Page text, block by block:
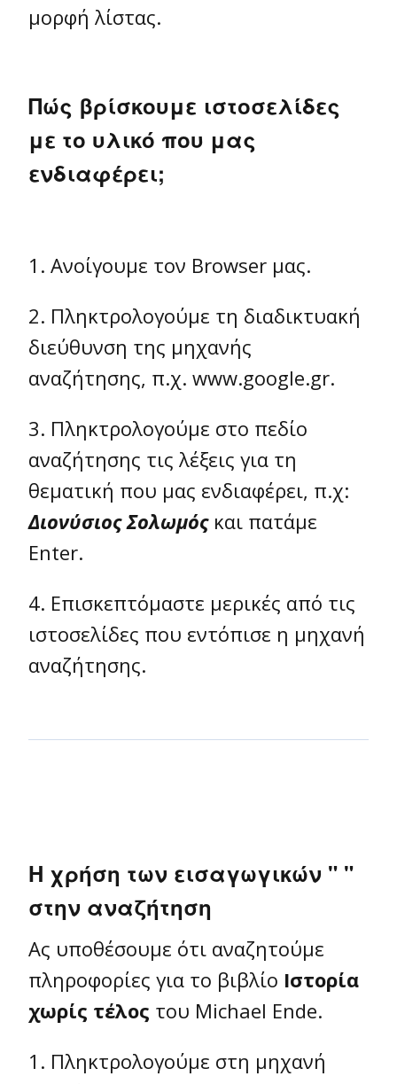
μορφή λίστας.
Πώς βρίσκουμε ιστοσελίδες
με το υλικό που μας
ενδιαφέρει;
1. Ανοίγουμε τον Browser μας.
2. Πληκτρολογούμε τη διαδικτυακή
διεύθυνση της μηχανής
αναζήτησης, π.χ. www.google.gr.
3. Πληκτρολογούμε στο πεδίο
αναζήτησης τις λέξεις για τη
θεματική που μας ενδιαφέρει, π.χ:
Διονύσιος Σολωμόςκαι πατάμε
Enter.
4. Επισκεπτόμαστε μερικές από τις
ιστοσελίδες που εντόπισε η μηχανή
αναζήτησης.
Η χρήση των εισαγωγικών " "
στην αναζήτηση
Ας υποθέσουμε ότι αναζητούμε
πληροφορίες για το βιβλίο Ιστορία
χωρίς τέλος του Michael Ende.
1. Πληκτρολογούμε στη μηχανή